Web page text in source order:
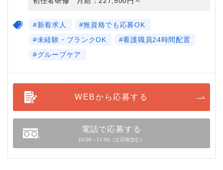
#新着求人
#無資格でも応募OK
#未経験・ブランクOK
#看護職員24時間配置
#グループケア
WEBから応募する
電話で応募する
10:00～17:00（土日祝含む）